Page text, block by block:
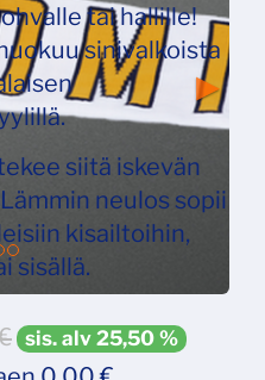
tai hallille!
sinivalkoista
siitä iskevän
neulos sopii
kisailtoihin,
sisällä.
sis. alv 25,50 %